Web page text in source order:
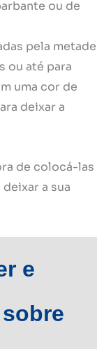
ou de
pela metade
ou até para
uma cor de
deixar a
de colocá-las
a sua
e